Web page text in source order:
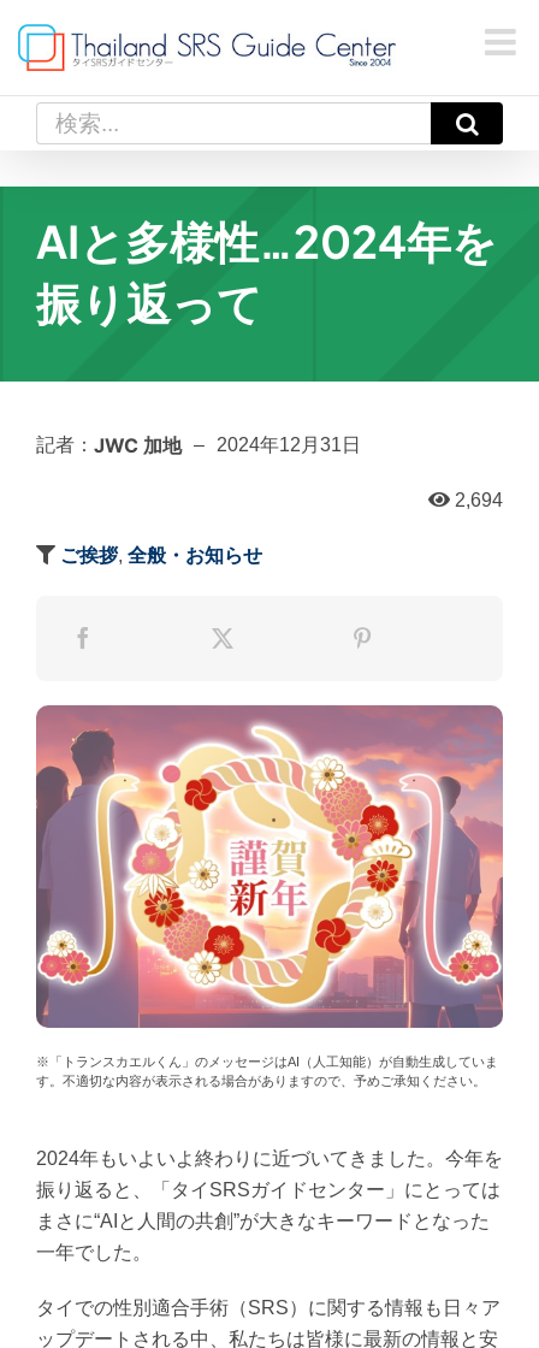
content
索
AIと多様性…2024年を
振り返って
記者： JWC 加地 – 2024年12月31日
2,694
ご挨拶, 全般・お知らせ
※「トランスカエルくん」のメッセージはAI（人工知能）が自動生成していま
す。不適切な内容が表示される場合がありますので、予めご承知ください。
2024年もいよいよ終わりに近づいてきました。今年を
振り返ると、「タイSRSガイドセンター」にとっては
まさに“AIと人間の共創”が大きなキーワードとなった
一年でした。
タイでの性別適合手術（SRS）に関する情報も日々ア
ップデートされる中、私たちは皆様に最新の情報と安